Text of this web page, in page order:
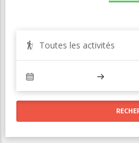
Toutes les activités